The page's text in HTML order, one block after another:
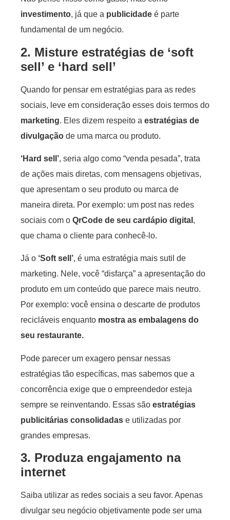
investimento, já que a publicidade é parte
fundamental de um negócio.
2. Misture estratégias de ‘soft
sell’ e ‘hard sell’
Quando for pensar em estratégias para as redes
sociais, leve em consideração esses dois termos do
marketing. Eles dizem respeito a estratégias de
divulgação de uma marca ou produto.
‘Hard sell’, seria algo como “venda pesada”, trata
de ações mais diretas, com mensagens objetivas,
que apresentam o seu produto ou marca de
maneira direta. Por exemplo: um post nas redes
sociais com o QrCode de seu cardápio digital ,
que chama o cliente para conhecê-lo.
Já o ‘Soft sell’, é uma estratégia mais sutil de
marketing. Nele, você “disfarça” a apresentação do
produto em um conteúdo que parece mais neutro.
Por exemplo: você ensina o descarte de produtos
recicláveis enquanto mostra as embalagens do
seu restaurante.
Pode parecer um exagero pensar nessas
estratégias tão específicas, mas sabemos que a
concorrência exige que o empreendedor esteja
sempre se reinventando. Essas são estratégias
publicitárias consolidadas e utilizadas por
grandes empresas.
3. Produza engajamento na
internet
Saiba utilizar as redes sociais a seu favor. Apenas
divulgar seu negócio objetivamente pode ser uma